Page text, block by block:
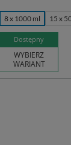
8 x 1000 ml 15 x
Dostępny
WYBIERZ
WARIANT